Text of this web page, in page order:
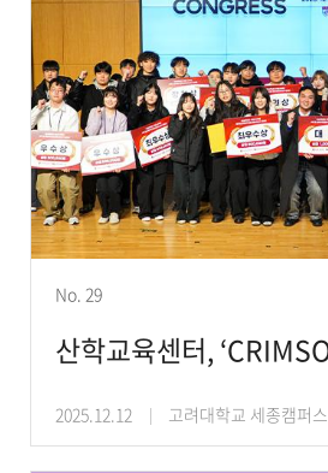
No. 29
2025.12.12 고려대학교 세종캠퍼스